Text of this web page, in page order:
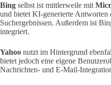
Bing selbst ist mittlerweile mit
und bietet KI-generierte Antworten
Suchergebnissen. Außerdem ist
integriert.
Yahoo nutzt im Hintergrund
bietet jedoch eine eigene
Nachrichten- und E-Mail-